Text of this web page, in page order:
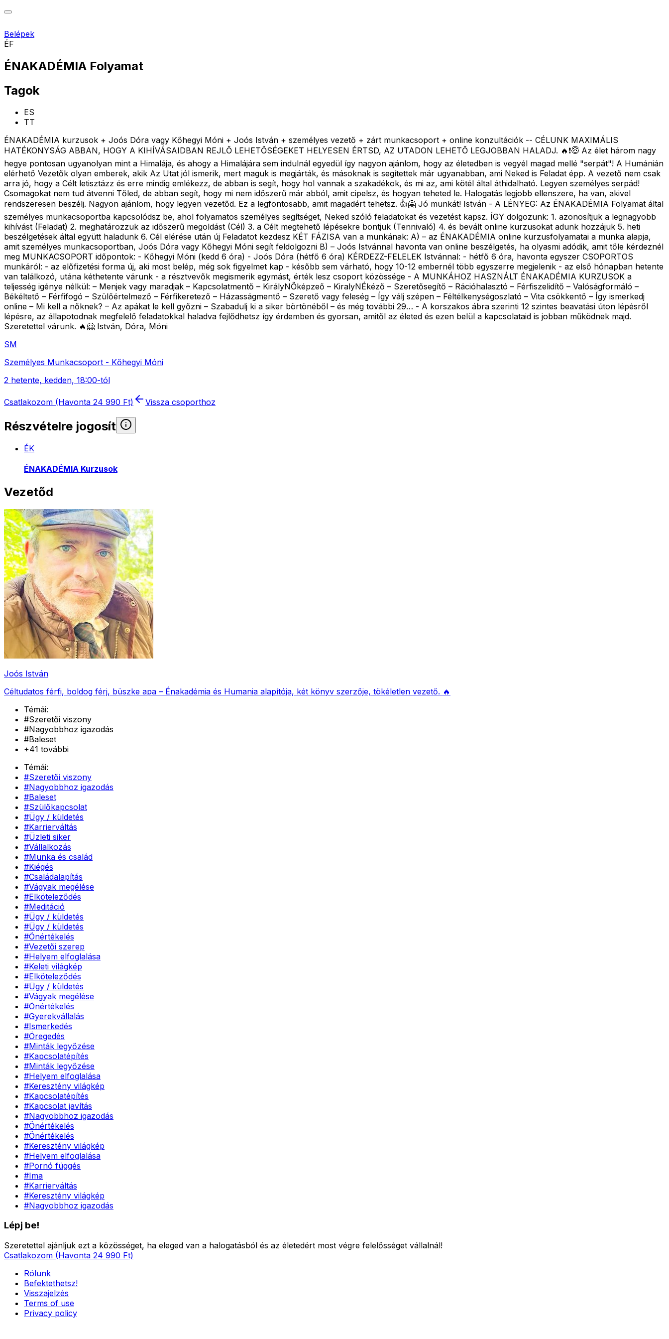
Belépek
ÉF
ÉNAKADÉMIA Folyamat
Tagok
ES
TT
ÉNAKADÉMIA kurzusok + Joós Dóra vagy Kőhegyi Móni + Joós István + személyes vezető + zárt munkacsoport + online konzultációk -- CÉLUNK MAXIMÁLIS
HATÉKONYSÁG ABBAN, HOGY A KIHÍVÁSAIDBAN REJLŐ LEHETŐSÉGEKET HELYESEN ÉRTSD, AZ UTADON LEHETŐ LEGJOBBAN HALADJ. 🔥❗️😇 Az élet három nagy
hegye pontosan ugyanolyan mint a Himalája, és ahogy a Himalájára sem indulnál egyedül így nagyon ajánlom, hogy az életedben is vegyél magad mellé "serpát"! A Humánián
elérhető Vezetők olyan emberek, akik Az Utat jól ismerik, mert maguk is megjárták, és másoknak is segítettek már ugyanabban, ami Neked is Feladat épp. A vezető nem csak
arra jó, hogy a Célt letisztázz és erre mindig emlékezz, de abban is segít, hogy hol vannak a szakadékok, és mi az, ami kötél által áthidalható. Legyen személyes serpád!
Csomagokat nem tud átvenni Tőled, de abban segít, hogy mi nem időszerű már abból, amit cipelsz, és hogyan teheted le. Halogatás legjobb ellenszere, ha van, akivel
rendszeresen beszélj. Nagyon ajánlom, hogy legyen vezetőd. Ez a legfontosabb, amit magadért tehetsz. 👍🤗 Jó munkát! István - A LÉNYEG: Az ÉNAKADÉMIA Folyamat által
személyes munkacsoportba kapcsolódsz be, ahol folyamatos személyes segítséget, Neked szóló feladatokat és vezetést kapsz. ÍGY dolgozunk: 1. azonosítjuk a legnagyobb
kihívást (Feladat) 2. meghatározzuk az időszerű megoldást (Cél) 3. a Célt megtehető lépésekre bontjuk (Tennivaló) 4. és bevált online kurzusokat adunk hozzájuk 5. heti
beszélgetések által együtt haladunk 6. Cél elérése után új Feladatot kezdesz KÉT FÁZISA van a munkának: A) – az ÉNAKADÉMIA online kurzusfolyamatai a munka alapja,
amit személyes munkacsoportban, Joós Dóra vagy Kőhegyi Móni segít feldolgozni B) – Joós Istvánnal havonta van online beszélgetés, ha olyasmi adódik, amit tőle kérdeznél
meg MUNKACSOPORT időpontok: - Kőhegyi Móni (kedd 6 óra) - Joós Dóra (hétfő 6 óra) KÉRDEZZ-FELELEK Istvánnal: - hétfő 6 óra, havonta egyszer CSOPORTOS
munkáról: - az előfizetési forma új, aki most belép, még sok figyelmet kap - később sem várható, hogy 10-12 embernél több egyszerre megjelenik - az első hónapban hetente
van találkozó, utána kéthetente várunk - a résztvevők megismerik egymást, érték lesz csoport közössége - A MUNKÁHOZ HASZNÁLT ÉNAKADÉMIA KURZUSOK a
teljesség igénye nélkül: – Menjek vagy maradjak – Kapcsolatmentő – KirályNŐképzeő – KiralyNÉkéző – Szeretősegítő – Rációhalasztó – Férfiszelidítő – Valóságformáló –
Békéltető – Férfifogó – Szülőértelmező – Férfikeretező – Házasságmentő – Szerető vagy feleség – Így válj szépen – Féltélkenységoszlató – Vita csökkentő – Így ismerkedj
online – Mi kell a nőknek? – Az apákat le kell győzni – Szabadulj ki a siker börtönéből – és még további 29… - A korszakos ábra szerinti 12 szintes beavatási úton lépésről
lépésre, az állapotodnak megfelelő feladatokkal haladva fejlődhetsz így érdemben és gyorsan, amitől az életed és ezen belül a kapcsolataid is jobban működnek majd.
Szeretettel várunk. 🔥🤗 István, Dóra, Móni
SM
Személyes Munkacsoport - Kőhegyi Móni
2 hetente, kedden, 18:00-tól
Csatlakozom (Havonta 24 990 Ft) Vissza csoporthoz
Részvételre jogosít
ÉK
ÉNAKADÉMIA Kurzusok
Vezetőd
Joós István
Céltudatos férfi, boldog férj, büszke apa – Énakadémia és Humania alapítója, két könyv szerzője, tökéletlen vezető. 🔥
Témái:
#Szeretői viszony
#Nagyobbhoz igazodás
#Baleset
+41 további
Témái:
#Szeretői viszony
#Nagyobbhoz igazodás
#Baleset
#Szülőkapcsolat
#Ügy / küldetés
#Karrierváltás
#Üzleti siker
#Vállalkozás
#Munka és család
#Kiégés
#Családalapítás
#Vágyak megélése
#Elköteleződés
#Meditáció
#Ügy / küldetés
#Ügy / küldetés
#Önértékelés
#Vezetői szerep
#Helyem elfoglalása
#Keleti világkép
#Elköteleződés
#Ügy / küldetés
#Vágyak megélése
#Önértékelés
#Gyerekvállalás
#Ismerkedés
#Öregedés
#Minták legyőzése
#Kapcsolatépítés
#Minták legyőzése
#Helyem elfoglalása
#Keresztény világkép
#Kapcsolatépítés
#Kapcsolat javítás
#Nagyobbhoz igazodás
#Önértékelés
#Önértékelés
#Keresztény világkép
#Helyem elfoglalása
#Pornó függés
#Ima
#Karrierváltás
#Keresztény világkép
#Nagyobbhoz igazodás
Lépj be!
Szeretettel ajánljuk ezt a közösséget, ha eleged van a halogatásból és az életedért most végre felelősséget vállalnál!
Csatlakozom (Havonta 24 990 Ft)
Rólunk
Befektethetsz!
Visszajelzés
Terms of use
Privacy policy